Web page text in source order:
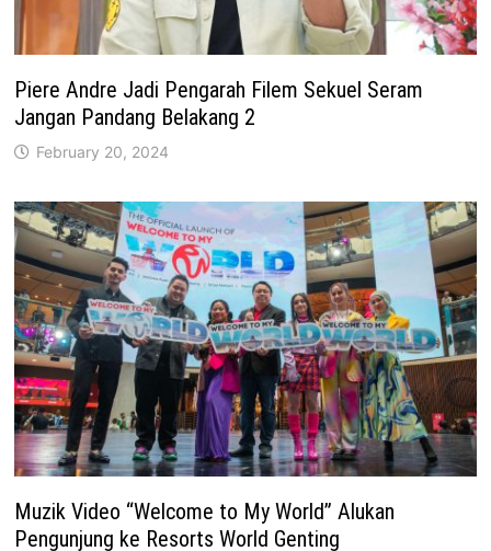
Piere Andre Jadi Pengarah Filem Sekuel Seram
Jangan Pandang Belakang 2
February 20, 2024
Muzik Video “Welcome to My World” Alukan
Pengunjung ke Resorts World Genting